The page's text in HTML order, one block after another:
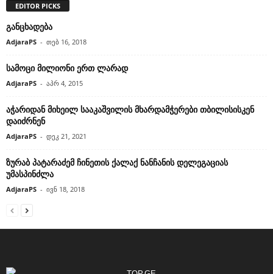
EDITOR PICKS
განცხადება
AdjaraPS - თებ 16, 2018
სამოცი მილიონი ერთ ლარად
AdjaraPS - აპრ 4, 2015
აჭარიდან მიხეილ სააკაშვილის მხარდამჭერები თბილისისკენ
დაიძრნენ
AdjaraPS - დეკ 21, 2021
ზურაბ პატარაძემ ჩინეთის ქალაქ ნანჩანის დელეგაციას
უმასპინძლა
AdjaraPS - ივნ 18, 2018